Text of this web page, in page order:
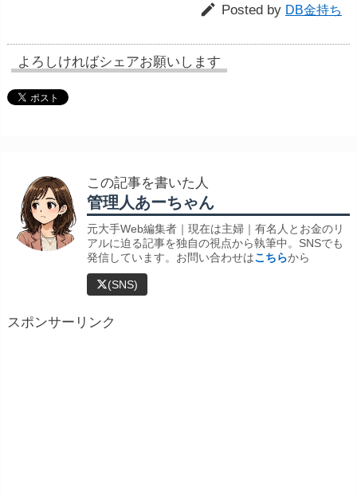
 Posted by DB金持ち
よろしければシェアお願いします
この記事を書いた人
管理人あーちゃん
元大手Web編集者｜現在は主婦｜有名人とお金のリ
アルに迫る記事を独自の視点から執筆中。SNSでも
発信しています。お問い合わせはこちらから
(SNS)
スポンサーリンク